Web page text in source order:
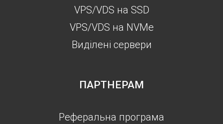
VPS/VDS на SSD
VPS/VDS на NVMe
Виділені сервери
ПАРТНЕРАМ
Реферальна програма